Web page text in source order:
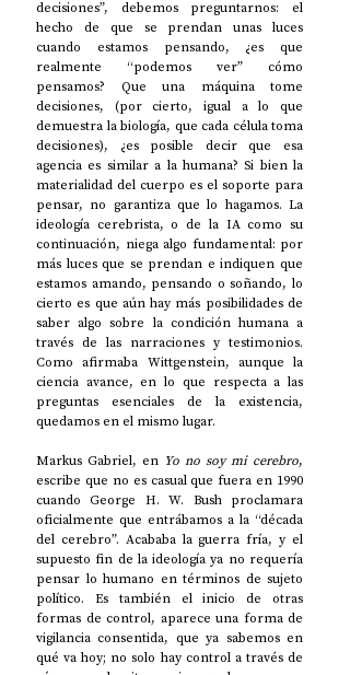
decisiones”, debemos preguntarnos: el
hecho de que se prendan unas luces
cuando estamos pensando, ¿es que
realmente “podemos ver” cómo
pensamos? Que una máquina tome
decisiones, (por cierto, igual a lo que
demuestra la biología, que cada célula toma
decisiones), ¿es posible decir que esa
agencia es similar a la humana? Si bien la
materialidad del cuerpo es el soporte para
pensar, no garantiza que lo hagamos. La
ideología cerebrista, o de la IA como su
continuación, niega algo fundamental: por
más luces que se prendan e indiquen que
estamos amando, pensando o soñando, lo
cierto es que aún hay más posibilidades de
saber algo sobre la condición humana a
través de las narraciones y testimonios.
Como afirmaba Wittgenstein, aunque la
ciencia avance, en lo que respecta a las
preguntas esenciales de la existencia,
quedamos en el mismo lugar.
Markus Gabriel, en Yo no soy mi cerebro,
escribe que no es casual que fuera en 1990
cuando George H. W. Bush proclamara
oficialmente que entrábamos a la “década
del cerebro”. Acababa la guerra fría, y el
supuesto fin de la ideología ya no requería
pensar lo humano en términos de sujeto
político. Es también el inicio de otras
formas de control, aparece una forma de
vigilancia consentida, que ya sabemos en
qué va hoy; no solo hay control a través de